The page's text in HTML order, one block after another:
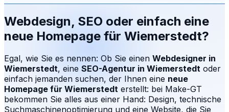
Webdesign, SEO oder einfach eine
neue Homepage für Wiemerstedt?
Egal, wie Sie es nennen: Ob Sie einen Webdesigner in
Wiemerstedt, eine SEO-Agentur in Wiemerstedt oder
einfach jemanden suchen, der Ihnen eine neue
Homepage für Wiemerstedt erstellt: bei Make-GT
bekommen Sie alles aus einer Hand: Design, technische
Suchmaschinenoptimierung und eine Website, die Sie